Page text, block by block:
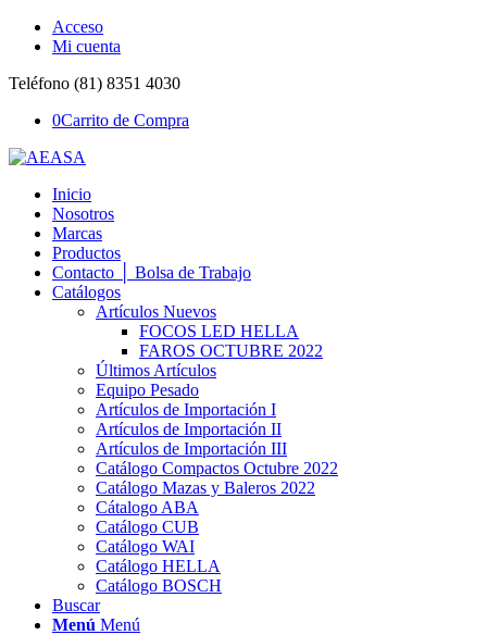
Acceso
Mi cuenta
Teléfono (81) 8351 4030
0Carrito de Compra
Inicio
Nosotros
Marcas
Productos
Contacto │ Bolsa de Trabajo
Catálogos
Artículos Nuevos
FOCOS LED HELLA
FAROS OCTUBRE 2022
Últimos Artículos
Equipo Pesado
Artículos de Importación I
Artículos de Importación II
Artículos de Importación III
Catálogo Compactos Octubre 2022
Catálogo Mazas y Baleros 2022
Cátalogo ABA
Catálogo CUB
Catálogo WAI
Catálogo HELLA
Catálogo BOSCH
Buscar
Menú Menú